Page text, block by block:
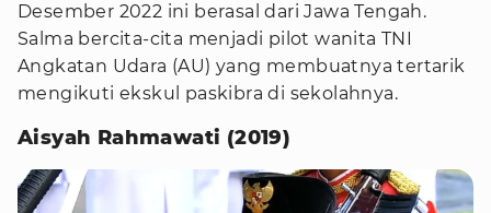
Desember 2022 ini berasal dari Jawa Tengah.
Salma bercita-cita menjadi pilot wanita TNI
Angkatan Udara (AU) yang membuatnya tertarik
mengikuti ekskul paskibra di sekolahnya.
Aisyah Rahmawati (2019)